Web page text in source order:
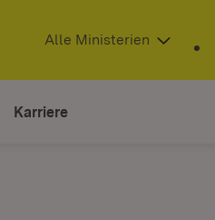
in neuem Fenster)
Alle Ministerien
Karriere